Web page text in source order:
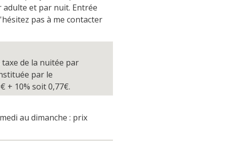
adulte et par nuit. Entrée
pas à me contacter
taxe de la nuitée par
par le
+ 10% soit 0,77€.
au dimanche : prix